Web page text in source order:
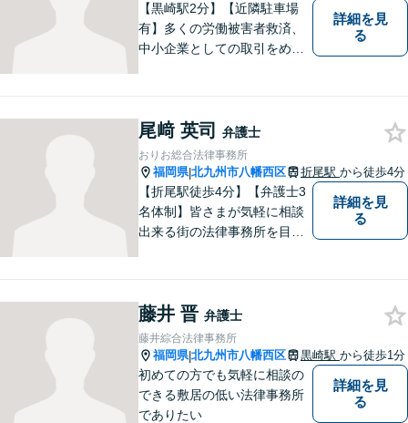
【黒崎駅2分】【近隣駐車場
有】多くの労働被害者救済、
中小企業としての取引をめぐ
イスを行うことができます。
どんなことでもお気軽にご相
談ください。
詳細を見
る
尾﨑 英司 弁護士
おりお総合法律事務所
福岡県|北九州市八幡西区 折尾駅 から徒歩4分
【折尾駅徒歩4分】【弁護士3
名体制】皆さまが気軽に相談
出来る街の法律事務所を目指
倫慰謝料のご相談は初回無料
です。【夜間・土日対応】
詳細を見
る
藤井 晋 弁護士
藤井綜合法律事務所
福岡県|北九州市八幡西区 黒崎駅 から徒歩1分
初めての方でも気軽に相談の
できる敷居の低い法律事務所
でありたい
詳細を見
る